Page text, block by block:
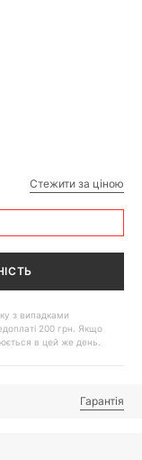
Стежити за ціною
з випадками
200 грн. Якщо
в цей же день.
Гарантія